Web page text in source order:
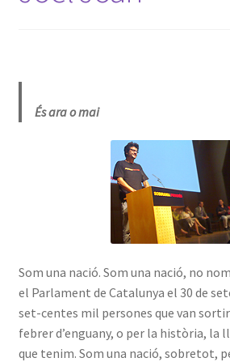
És ara o mai
Som una nació. Som una nació, no
el Parlament de Catalunya el 30 de
set-centes mil persones que van
febrer d’enguany, o per la història, la
que tenim. Som una nació, sobretot,